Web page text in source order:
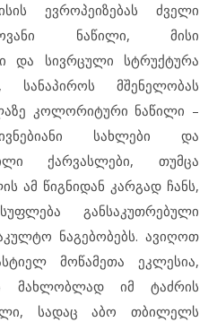
ევროპეიზებას ძველი
ნაწილი, მისი
და სივრცული სტრუქტურა
სანაპიროს მშენელობას
კოლორიტური ნაწილი –
სახლები და
ქარვასლები, თუმცა
ამ წიგნიდან კარგად ჩანს,
განსაკუთრებული
ნაგებობებს. ავიღოთ
მოწამეთა ეკლესია,
მახლობლად იმ ტაძრის
სადაც აბო თბილელს